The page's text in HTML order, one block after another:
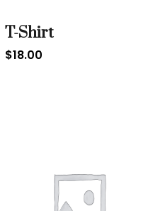
T-Shirt
$18.00